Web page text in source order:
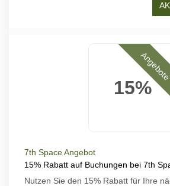
15%
7th Space Angebot
15% Rabatt auf Buchungen bei 7th
Nutzen Sie den 15% Rabatt für Ihre